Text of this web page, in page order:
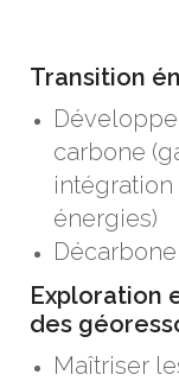
Transition
carbone
énergies)
Exploration
des
Maîtriser